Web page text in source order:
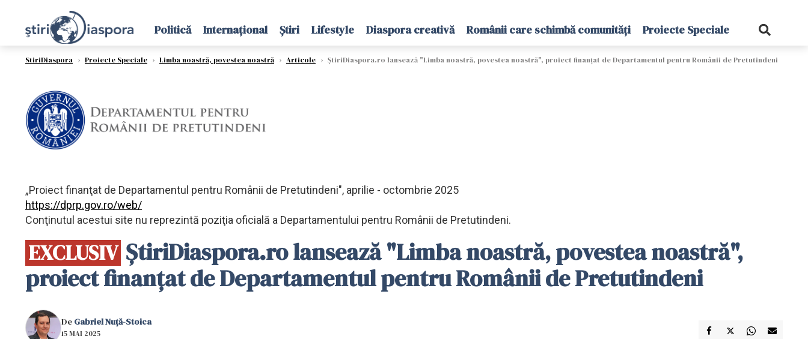
Politică Internațional Știri Lifestyle Diaspora creativă Românii care schimbă comunități Proiecte Speciale
StiriDiaspora › Proiecte Speciale › Limba noastră, povestea noastră › Articole › ȘtiriDiaspora.ro lansează "Limba noastră, povestea noastră", proiect finanțat de Departamentul pentru Românii de Pretutindeni
„Proiect finanţat de Departamentul pentru Românii de Pretutindeni", aprilie - octombrie 2025
https://dprp.gov.ro/web/
Conţinutul acestui site nu reprezintă poziţia oficială a Departamentului pentru Românii de Pretutindeni.
EXCLUSIV ȘtiriDiaspora.ro lansează "Limba noastră, povestea noastră",
proiect finanțat de Departamentul pentru Românii de Pretutindeni
De Gabriel Nuță-Stoica
15 MAI 2025